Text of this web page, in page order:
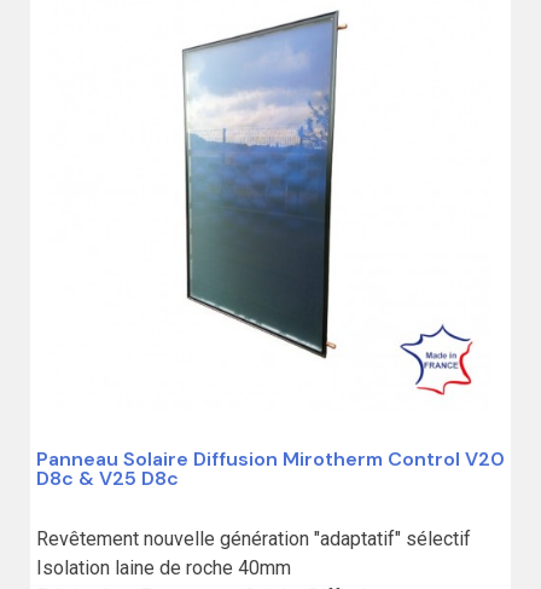
Panneau Solaire Diffusion Mirotherm Control V20
D8c & V25 D8c
Revêtement nouvelle génération "adaptatif" sélectif
Isolation laine de roche 40mm